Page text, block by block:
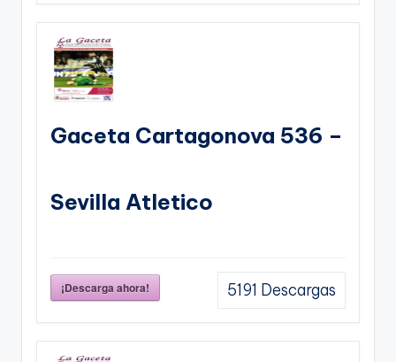
Gaceta Cartagonova 536 –
Sevilla Atletico
¡Descarga ahora! 5191 Descargas